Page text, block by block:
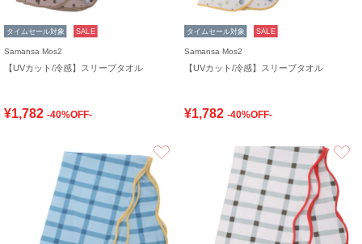
タイムセール対象 SALE
Samansa Mos2
【UVカット/冷感】スリーブタオル
¥1,782 -40%OFF-
タイムセール対象 SALE
Samansa Mos2
【UVカット/冷感】スリーブタオル
¥1,782 -40%OFF-